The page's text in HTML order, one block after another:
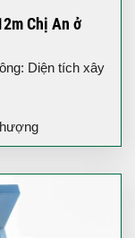
Chị An ở
Diện tích xây